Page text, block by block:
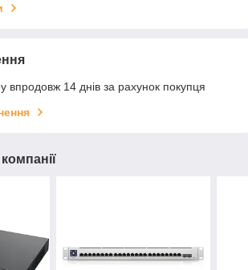
впродовж 14 днів за рахунок покупця